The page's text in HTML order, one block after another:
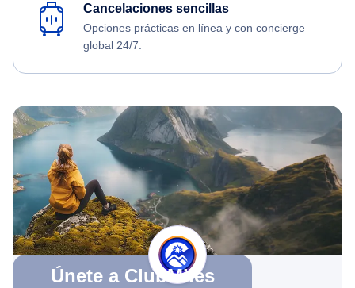
Cancelaciones sencillas
Opciones prácticas en línea y con concierge
global 24/7.
Únete a ClubMiles